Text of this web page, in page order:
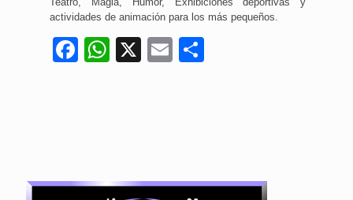
actividades de animación para los más pequeños.
Facebook
WhatsApp
X Email